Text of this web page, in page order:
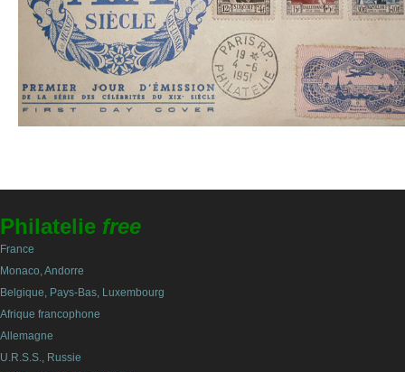
Philatelie free
France
Monaco, Andorre
Belgique, Pays-Bas, Luxembourg
Afrique francophone
Allemagne
U.R.S.S., Russie